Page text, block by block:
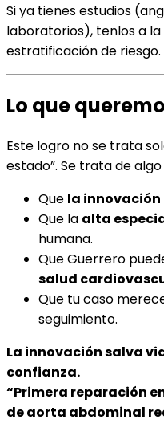
Si ya tienes estudios
laboratorios), tenlos a
estratificación de riesgo.
Lo que
Este logro no se trata
estado”. Se trata de
Que la innovación
Que la alta
humana.
Que Guerrero
salud
Que tu caso
seguimiento.
La innovación salva
confianza.
“Primera reparación
de aorta abdominal